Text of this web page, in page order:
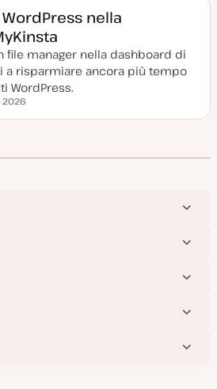
nella
file manager nella dashboard di
a risparmiare ancora più tempo
WordPress.
2026